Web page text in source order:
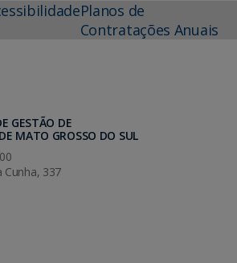
Planos de
Contratações Anuais
GESTÃO DE
MATO GROSSO DO SUL
Cunha, 337